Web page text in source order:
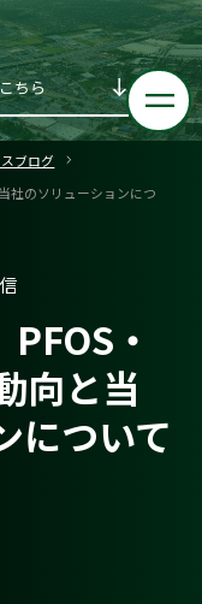
ブログ
社のソリューションにつ
・
向と当
について
ちら